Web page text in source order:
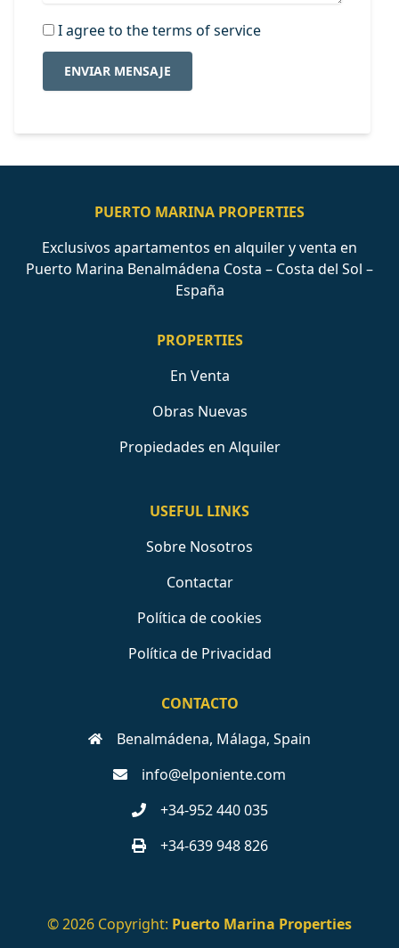
I agree to the terms of service
ENVIAR MENSAJE
PUERTO MARINA PROPERTIES
Exclusivos apartamentos en alquiler y venta en
Puerto Marina Benalmádena Costa – Costa del Sol –
España
PROPERTIES
En Venta
Obras Nuevas
Propiedades en Alquiler
USEFUL LINKS
Sobre Nosotros
Contactar
Política de cookies
Política de Privacidad
CONTACTO
Benalmádena, Málaga, Spain
info@elponiente.com
+34-952 440 035
+34-639 948 826
© 2026 Copyright: Puerto Marina Properties